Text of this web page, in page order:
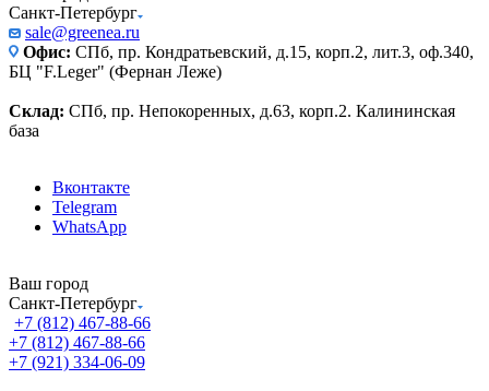
Санкт-Петербург
sale@greenea.ru
Офис: СПб, пр. Кондратьевский, д.15, корп.2, лит.3, оф.340,
БЦ "F.Leger" (Фернан Леже)
Склад: СПб, пр. Непокоренных, д.63, корп.2. Калининская
база
Вконтакте
Telegram
WhatsApp
Ваш город
Санкт-Петербург
+7 (812) 467-88-66
+7 (812) 467-88-66
+7 (921) 334-06-09